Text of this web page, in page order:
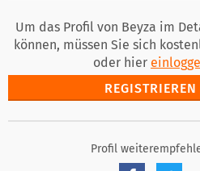
Um das Profil von Beyza im
können, müssen Sie sich
oder hier
REGISTRIEREN
Profil